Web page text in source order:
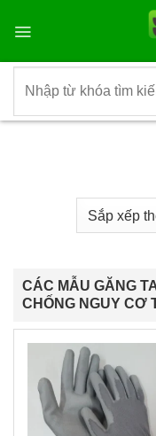
qua
dung
kiếm:
CÁC MẪU GĂNG
CHỐNG NGUY CƠ